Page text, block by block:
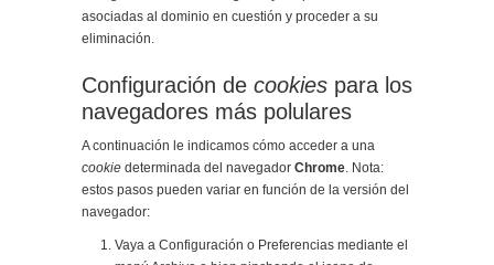
asociadas al dominio en cuestión y proceder a su
eliminación.
Configuración de cookies para los
navegadores más polulares
A continuación le indicamos cómo acceder a una
cookie determinada del navegador Chrome. Nota:
estos pasos pueden variar en función de la versión del
navegador:
Vaya a Configuración o Preferencias mediante el